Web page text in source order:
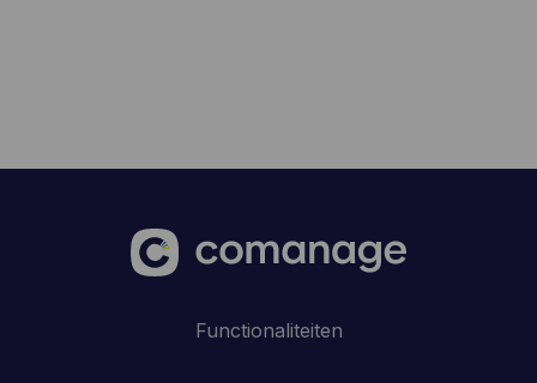
Functionaliteiten